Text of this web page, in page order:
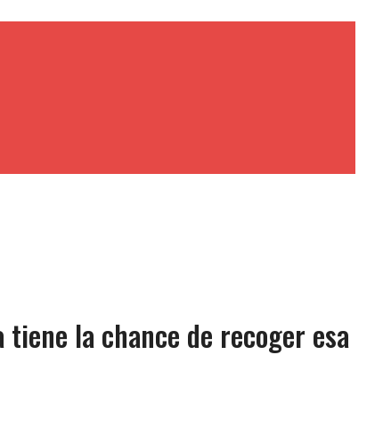
tiene la chance de recoger esa